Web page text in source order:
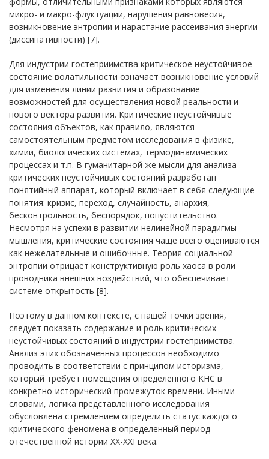
микро- и макро-флуктуации, нарушения равновесия,
возникновение энтропии и нарастание рассеивания энергии
(диссипативности) [7].
Для индустрии гостеприимства критическое неустойчивое
состояние волатильности означает возникновение условий
для изменения линии развития и образование
возможностей для осуществления новой реальности и
нового вектора развития. Критические неустойчивые
состояния объектов, как правило, являются
самостоятельным предметом исследования в физике,
химии, биологических системах, термодинамических
процессах и т.п. В гуманитарной же мысли для анализа
критических неустойчивых состояний разработан
понятийный аппарат, который включает в себя следующие
понятия: кризис, переход, случайность, анархия,
бесконтрольность, беспорядок, попустительство.
Несмотря на успехи в развитии нелинейной парадигмы
мышления, критические состояния чаще всего оцениваются
как нежелательные и ошибочные. Теория социальной
энтропии отрицает конструктивную роль хаоса в роли
проводника внешних воздействий, что обеспечивает
системе открытость [8].
Поэтому в данном контексте, с нашей точки зрения,
следует показать содержание и роль критических
неустойчивых состояний в индустрии гостеприимства.
Анализ этих обозначенных процессов необходимо
проводить в соответствии с принципом историзма,
который требует помещения определенного КНС в
конкретно-исторический промежуток времени. Иными
словами, логика представленного исследования
обусловлена стремлением определить статус каждого
критического феномена в определенный период
отечественной истории ХХ-ХХI века.